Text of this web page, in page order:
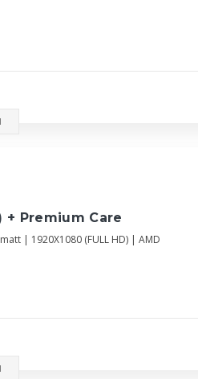
+ Premium Care
| 1920X1080 (FULL HD) | AMD